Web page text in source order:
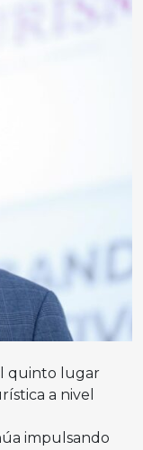
quinto lugar
a nivel
impulsando